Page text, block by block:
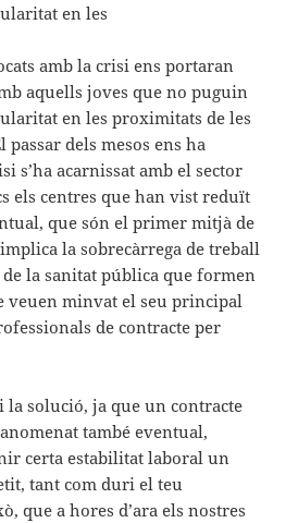
en les
amb la crisi ens portaran
aquells joves que no puguin
en les proximitats de les
passar dels mesos ens ha
s’ha acarnissat amb el sector
els centres que han vist reduït
que són el primer mitjà de
la sobrecàrrega de treball
la sanitat pública que formen
veuen minvat el seu principal
de contracte per
la solució, ja que un contracte
també eventual,
certa estabilitat laboral un
tant com duri el teu
que a hores d’ara els nostres